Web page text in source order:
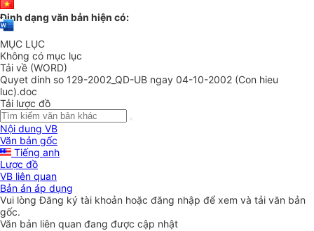
Định dạng văn bản hiện có:
MỤC LỤC
Không có mục lục
Tải về (WORD)
Quyet dinh so 129-2002_QD-UB ngay 04-10-2002 (Con hieu
luc).doc
Tải lược đồ
Nội dung VB
Văn bản gốc
Tiếng anh
Lược đồ
VB liên quan
Bản án áp dụng
Vui lòngĐăng ký tài khoản hoặc đăng nhập để xem và tải văn bản
gốc.
Văn bản liên quan đang được cập nhật